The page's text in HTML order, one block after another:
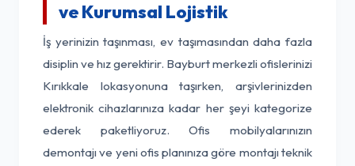
ve Kurumsal Lojistik
İş yerinizin taşınması, ev taşımasından daha fazla
disiplin ve hız gerektirir. Bayburt merkezli ofislerinizi
Kırıkkale lokasyonuna taşırken, arşivlerinizden
elektronik cihazlarınıza kadar her şeyi kategorize
ederek paketliyoruz. Ofis mobilyalarınızın
demontajı ve yeni ofis planınıza göre montajı teknik